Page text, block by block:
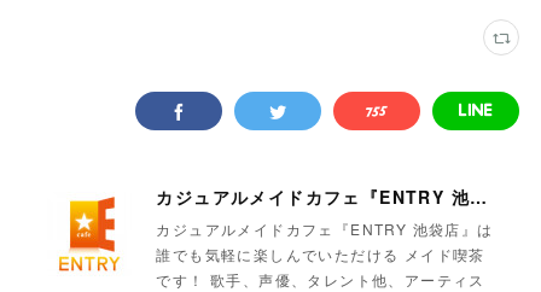
カジュアルメイドカフェ『ENTRY 池袋店』
カジュアルメイドカフェ『ENTRY 池袋店』は
誰でも気軽に楽しんでいただける メイド喫茶
です！ 歌手、声優、タレント他、アーティス